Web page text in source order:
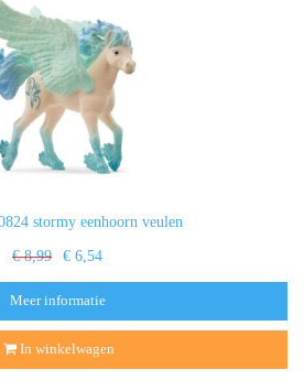
stormy eenhoorn veulen
€ 8,99 € 6,54
Meer informatie
In winkelwagen